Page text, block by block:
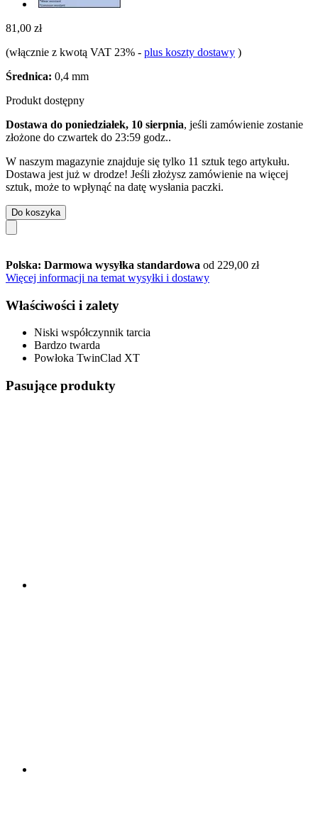
81,00 zł
(włącznie z kwotą VAT 23% - plus koszty dostawy )
Średnica: 0,4 mm
Produkt dostępny
Dostawa do poniedziałek, 10 sierpnia, jeśli zamówienie zostanie
złożone do czwartek do 23:59 godz..
W naszym magazynie znajduje się tylko 11 sztuk tego artykułu.
Dostawa jest już w drodze! Jeśli złożysz zamówienie na więcej
sztuk, może to wpłynąć na datę wysłania paczki.
Do koszyka
Polska: Darmowa wysyłka standardowa od 229,00 zł
Więcej informacji na temat wysyłki i dostawy
Właściwości i zalety
Niski współczynnik tarcia
Bardzo twarda
Powłoka TwinClad XT
Pasujące produkty